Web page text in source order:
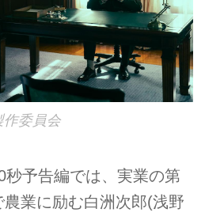
委員会
予告編では、実業の第
業に励む白洲次郎(浅野